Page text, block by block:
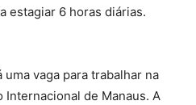
estagiar 6 horas diárias.
uma vaga para trabalhar na
de Manaus. A